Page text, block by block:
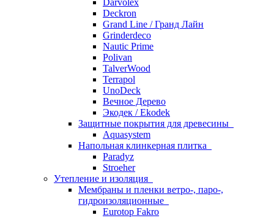
Darvolex
Deckron
Grand Line / Гранд Лайн
Grinderdeco
Nautic Prime
Polivan
TalverWood
Terrapol
UnoDeck
Вечное Дерево
Экодек / Ekodek
Защитные покрытия для древесины
Aquasystem
Напольная клинкерная плитка
Paradyz
Stroeher
Утепление и изоляция
Мембраны и пленки ветро-, паро-,
гидроизоляционные
Eurotop Fakro